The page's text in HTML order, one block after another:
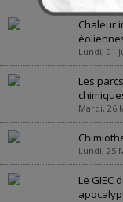
Chaleur
Lundi, 01
Les
Mardi, 26
Lundi, 25
Le GIEC